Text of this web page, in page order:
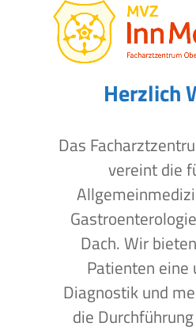
Open
mobile
menu
Close
mobile
menu
Herzlich
Das
vereint die
Dach. Wir
Patienten
Diagnostik und
die